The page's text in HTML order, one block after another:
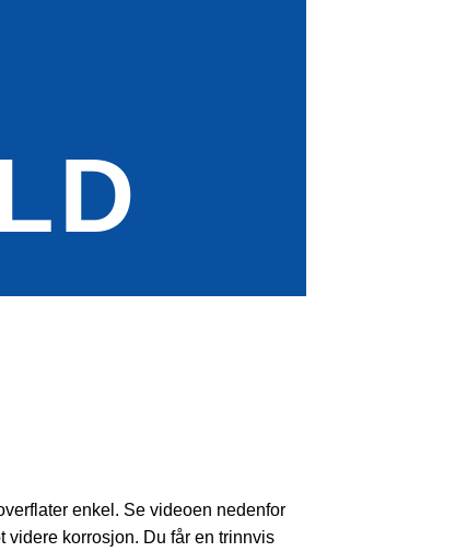
enkel. Se videoen nedenfor
videre korrosjon. Du får en trinnvis